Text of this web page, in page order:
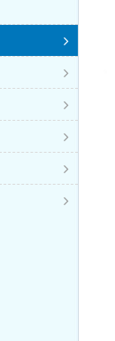





